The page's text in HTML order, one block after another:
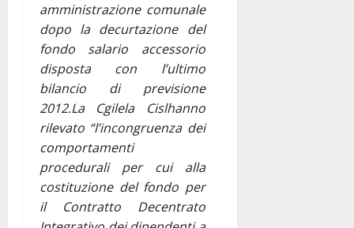
amministrazione comunale
dopo la decurtazione del
fondo salario accessorio
disposta con l’ultimo
bilancio di previsione
2012.La Cgilela Cislhanno
rilevato “l’incongruenza dei
comportamenti
procedurali per cui alla
costituzione del fondo per
il Contratto Decentrato